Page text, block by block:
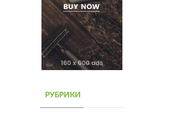
РУБРИКИ